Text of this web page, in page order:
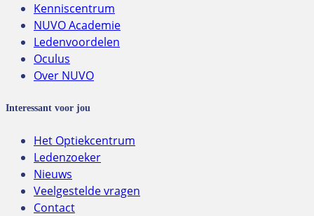
Kenniscentrum
NUVO Academie
Ledenvoordelen
Oculus
Over NUVO
Interessant voor jou
Het Optiekcentrum
Ledenzoeker
Nieuws
Veelgestelde vragen
Contact